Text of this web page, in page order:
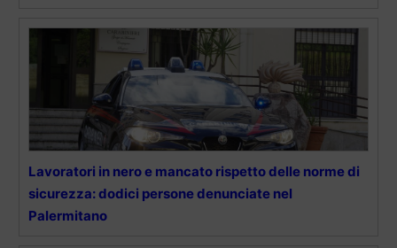
Lavoratori in nero e mancato rispetto delle norme di
sicurezza: dodici persone denunciate nel
Palermitano